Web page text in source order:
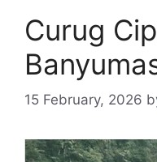
Curug
15 February, 2026